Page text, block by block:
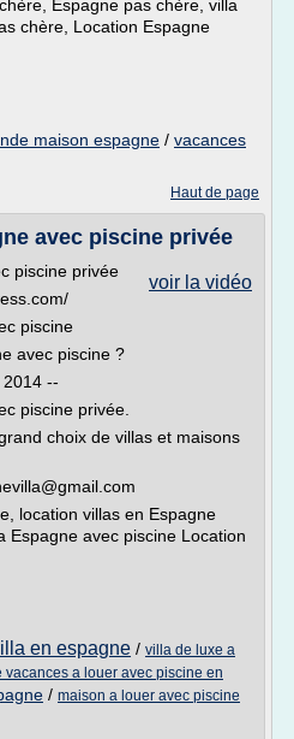
Espagne pas chère, villa
chère, Location Espagne
maison espagne / vacances
Haut de page
avec piscine privée
voir la vidéo
piscine privée
piscine
avec piscine ?
--
piscine privée.
choix de villas et maisons
location villas en Espagne
Espagne avec piscine Location
en espagne / villa de luxe a
vacances a louer avec piscine en
/ maison a louer avec piscine